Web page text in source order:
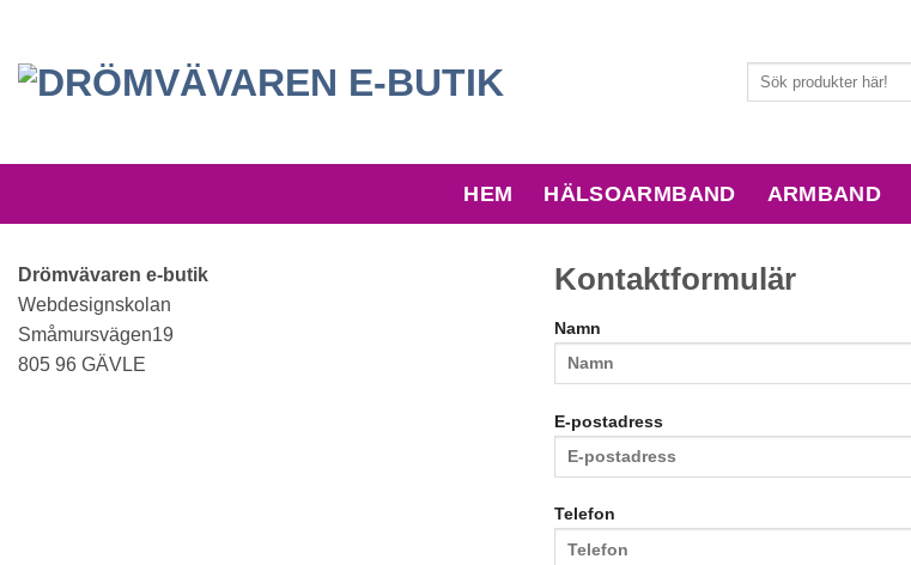
content
Sök
HEM HÄLSOARMBAND ARMBAND
Drömvävaren e-butik
Webdesignskolan
Småmursvägen19
805 96 GÄVLE
Kontaktformulär
Namn
E-postadress
Telefon